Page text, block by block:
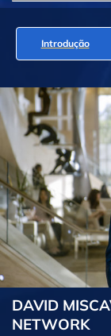
Introdução
DAVID
NETWORK